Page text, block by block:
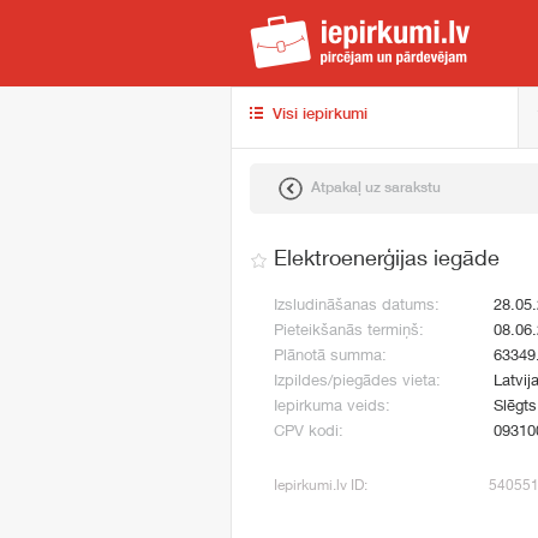
Visi iepirkumi
Atpakaļ uz sarakstu
Elektroenerģijas iegāde
Izsludināšanas datums:
Pieteikšanās termiņš:
Plānotā summa:
Izpildes/piegādes vieta:
Iepirkuma veids:
CPV kodi:
Iepirkumi.lv ID: